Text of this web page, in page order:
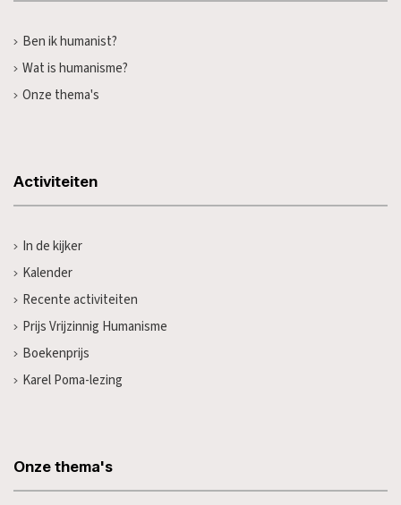
Ben ik humanist?
Wat is humanisme?
Onze thema's
Activiteiten
In de kijker
Kalender
Recente activiteiten
Prijs Vrijzinnig Humanisme
Boekenprijs
Karel Poma-lezing
Onze thema's